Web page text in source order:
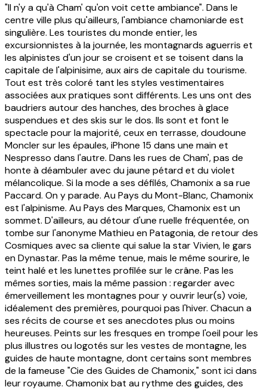
"Il n'y a qu'à Cham' qu'on voit cette ambiance". Dans le
centre ville plus qu'ailleurs, l'ambiance chamoniarde est
singulière. Les touristes du monde entier, les
excursionnistes à la journée, les montagnards aguerris et
les alpinistes d'un jour se croisent et se toisent dans la
capitale de l'alpinisime, aux airs de capitale du tourisme.
Tout est très coloré tant les styles vestimentaires
associées aux pratiques sont différents. Les uns ont des
baudriers autour des hanches, des broches à glace
suspendues et des skis sur le dos. Ils sont et font le
spectacle pour la majorité, ceux en terrasse, doudoune
Moncler sur les épaules, iPhone 15 dans une main et
Nespresso dans l'autre. Dans les rues de Cham', pas de
honte à déambuler avec du jaune pétard et du violet
mélancolique. Si la mode a ses défilés, Chamonix a sa rue
Paccard. On y parade. Au Pays du Mont-Blanc, Chamonix
est l'alpinisme. Au Pays des Marques, Chamonix est un
sommet. D'ailleurs, au détour d'une ruelle fréquentée, on
tombe sur l'anonyme Mathieu en Patagonia, de retour des
Cosmiques avec sa cliente qui salue la star Vivien, le gars
en Dynastar. Pas la même tenue, mais le même sourire, le
teint halé et les lunettes profilée sur le crâne. Pas les
mêmes sorties, mais la même passion : regarder avec
émerveillement les montagnes pour y ouvrir leur(s) voie,
idéalement des premières, pourquoi pas l'hiver. Chacun a
ses récits de course et ses anecdotes plus ou moins
heureuses. Peints sur les fresques en trompe l'oeil pour les
plus illustres ou logotés sur les vestes de montagne, les
guides de haute montagne, dont certains sont membres
de la fameuse "Cie des Guides de Chamonix," sont ici dans
leur royaume. Chamonix bat au rythme des guides, des